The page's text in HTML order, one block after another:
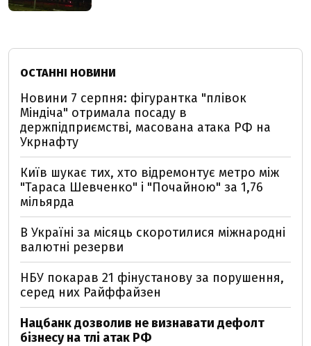
ОСТАННІ НОВИНИ
Новини 7 серпня: фігурантка "плівок
Міндіча" отримала посаду в
держпідприємстві, масована атака РФ на
Укрнафту
Київ шукає тих, хто відремонтує метро між
"Тараса Шевченко" і "Почайною" за 1,76
мільярда
В Україні за місяць скоротилися міжнародні
валютні резерви
НБУ покарав 21 фінустанову за порушення,
серед них Райффайзен
Нацбанк дозволив не визнавати дефолт
бізнесу на тлі атак РФ